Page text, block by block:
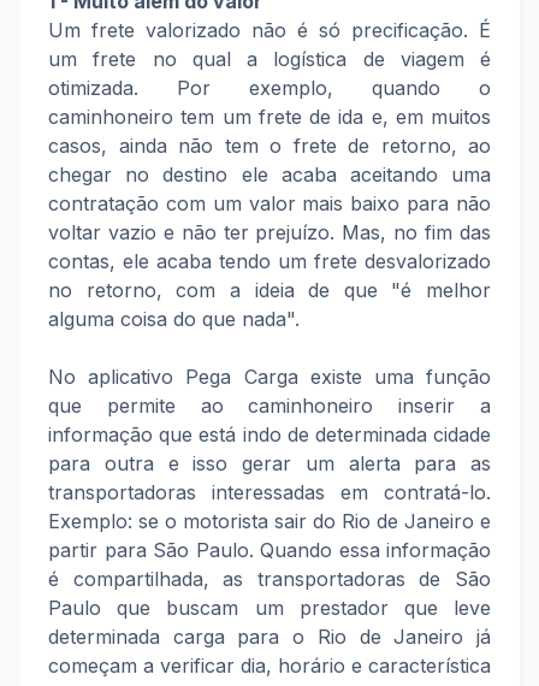
Um frete valorizado não é só precificação. É
um frete no qual a logística de viagem é
otimizada. Por exemplo, quando o
caminhoneiro tem um frete de ida e, em muitos
casos, ainda não tem o frete de retorno, ao
chegar no destino ele acaba aceitando uma
contratação com um valor mais baixo para não
voltar vazio e não ter prejuízo. Mas, no fim das
contas, ele acaba tendo um frete desvalorizado
no retorno, com a ideia de que "é melhor
alguma coisa do que nada".
No aplicativo Pega Carga existe uma função
que permite ao caminhoneiro inserir a
informação que está indo de determinada cidade
para outra e isso gerar um alerta para as
transportadoras interessadas em contratá-lo.
Exemplo: se o motorista sair do Rio de Janeiro e
partir para São Paulo. Quando essa informação
é compartilhada, as transportadoras de São
Paulo que buscam um prestador que leve
determinada carga para o Rio de Janeiro já
começam a verificar dia, horário e característica